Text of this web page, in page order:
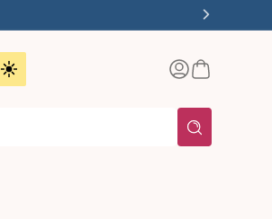
Einloggen
Warenkorb